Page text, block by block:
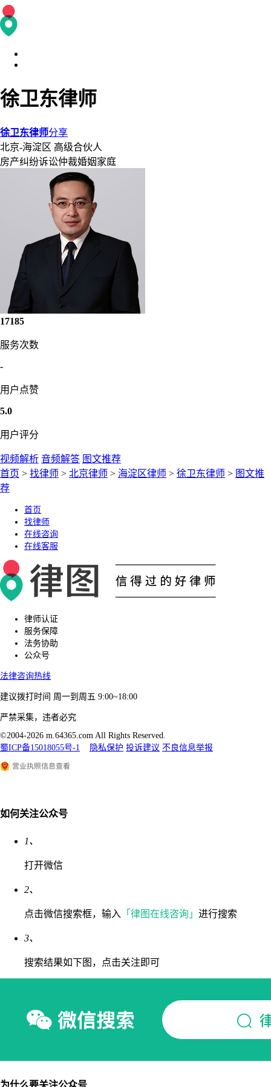
徐卫东律师
徐卫东律师分享
北京-海淀区 高级合伙人
房产纠纷诉讼仲裁婚姻家庭
17185
服务次数
-
用户点赞
5.0
用户评分
视频解析 音频解答 图文推荐
首页 > 找律师 > 北京律师 > 海淀区律师 > 徐卫东律师 > 图文推
荐
首页
找律师
在线咨询
在线客服
律师认证
服务保障
法务协助
公众号
法律咨询热线
建议拨打时间 周一到周五 9:00~18:00
严禁采集，违者必究
©2004-2026 m.64365.com All Rights Reserved.
蜀ICP备15018055号-1
隐私保护 投诉建议 不良信息举报
如何关注公众号
1、
打开微信
2、
点击微信搜索框，输入 「律图在线咨询」 进行搜索
3、
搜索结果如下图，点击关注即可
为什么要关注公众号